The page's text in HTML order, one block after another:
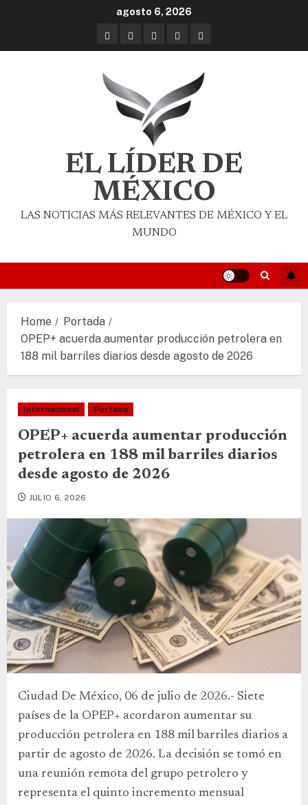
agosto 6, 2026
EL LÍDER DE
MÉXICO
LAS NOTICIAS MÁS RELEVANTES DE MÉXICO Y EL
MUNDO
Home
Portada
OPEP+ acuerda aumentar producción petrolera en
188 mil barriles diarios desde agosto de 2026
Internacional Portada
OPEP+ acuerda aumentar producción
petrolera en 188 mil barriles diarios
desde agosto de 2026
JULIO 6, 2026
Ciudad De México, 06 de julio de 2026.- Siete
países de la OPEP+ acordaron aumentar su
producción petrolera en 188 mil barriles diarios a
partir de agosto de 2026. La decisión se tomó en
una reunión remota del grupo petrolero y
representa el quinto incremento mensual